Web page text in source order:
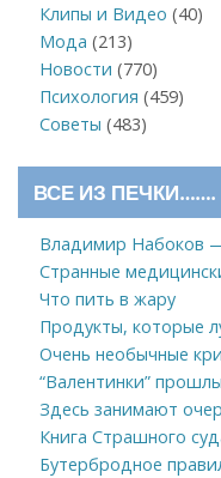
Клипы и Видео (40)
Мода (213)
Новости (770)
Психология (459)
Советы (483)
ВСЕ ИЗ ПЕЧКИ…….
Владимир Набоков
Странные
Что пить в жару
Продукты, которые
Очень необычные
“Валентинки”
Здесь занимают
Книга Страшного
Бутербродное